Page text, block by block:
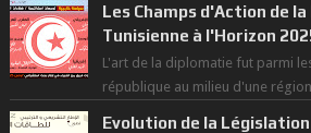
Les Champs d'Action de
Tunisienne à l'Horizon
L'art de la diplomatie fut parmi
république au milieu d'une
Evolution de la Législation